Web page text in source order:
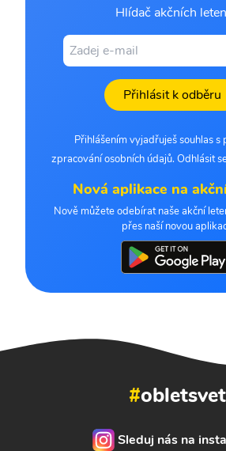
Hlídač akčních
Přihlásit k odběru
Přihlášením vyjadřuješ souhlas s
zpracování osobních údajů. Odhlásit
Nová aplikace na
Nově můžete odebírat naše akční
přes naší novou
#obletsvet
Sleduj nás na